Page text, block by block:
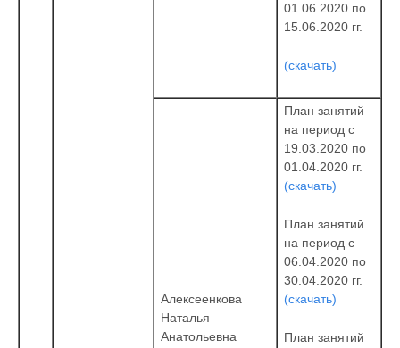
01.06.2020 по
15.06.2020 гг.
(скачать)
Алексеенкова
Наталья
Анатольевна
План занятий
на период с
19.03.2020 по
01.04.2020 гг.
(скачать)
План занятий
на период с
06.04.2020 по
30.04.2020 гг.
(скачать)
План занятий